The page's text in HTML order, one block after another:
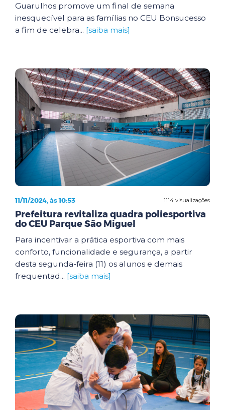
Guarulhos promove um final de semana
inesquecível para as famílias no CEU Bonsucesso
a fim de celebra... [saiba mais]
1114 visualizações
11/11/2024, às 10:53
Prefeitura revitaliza quadra poliesportiva
do CEU Parque São Miguel
Para incentivar a prática esportiva com mais
conforto, funcionalidade e segurança, a partir
desta segunda-feira (11) os alunos e demais
frequentad... [saiba mais]